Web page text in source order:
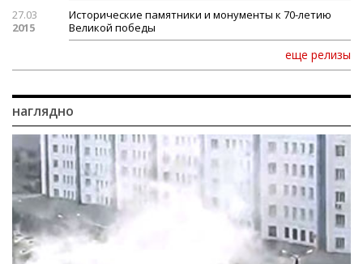
27.03
2015
Исторические памятники и монументы к 70-летию
Великой победы
еще релизы
наглядно